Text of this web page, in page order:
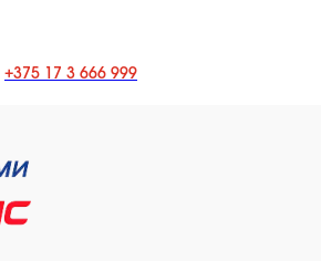
+375 17 3 666 999